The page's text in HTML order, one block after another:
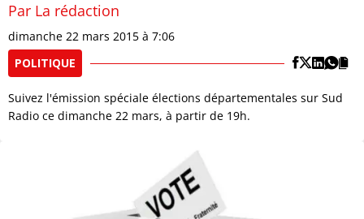
Par La rédaction
dimanche 22 mars 2015 à 7:06
POLITIQUE
Suivez l'émission spéciale élections départementales sur Sud
Radio ce dimanche 22 mars, à partir de 19h.